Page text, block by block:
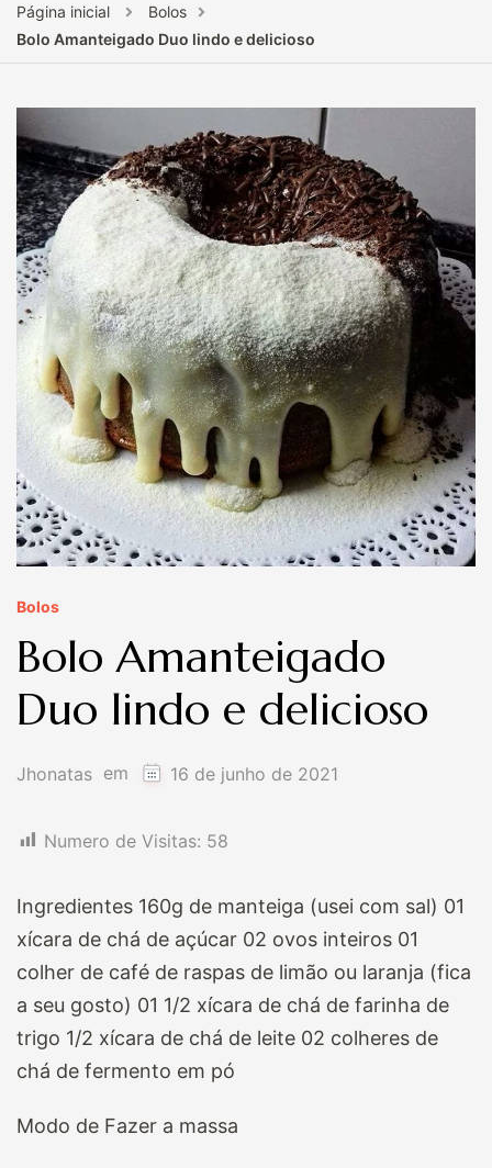
Página inicial
Bolos
Bolo Amanteigado Duo lindo e delicioso
Bolos
Bolo Amanteigado
Duo lindo e delicioso
Jhonatas em 16 de junho de 2021
Numero de Visitas: 58
Ingredientes 160g de manteiga (usei com sal) 01
xícara de chá de açúcar 02 ovos inteiros 01
colher de café de raspas de limão ou laranja (fica
a seu gosto) 01 1/2 xícara de chá de farinha de
trigo 1/2 xícara de chá de leite 02 colheres de
chá de fermento em pó
Modo de Fazer a massa